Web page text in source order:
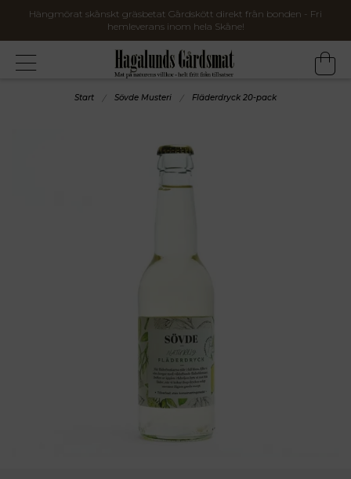
Start Sövde Musteri Fläderdryck 20-pack
Hängmörat skånskt gräsbetat Gårdskött direkt från bonden - Fri
hemleverans inom hela Skåne!